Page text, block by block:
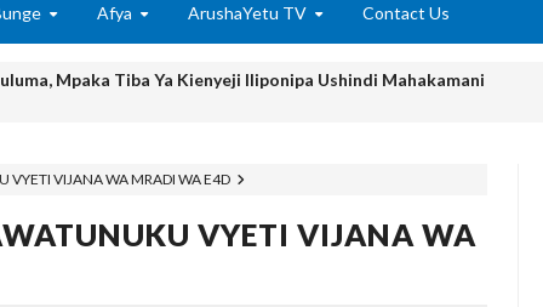
Afya ArushaYetu TV Contact Us
YA NYUKLIA KUKUZA KILIMO, MIFUGO NA VIWANDA
Ya Uthibitishaji Ubora Wa Bidhaa Nanenane Morogoro
VYETI VIJANA WA MRADI WA E4D
VYETI VIJANA WA